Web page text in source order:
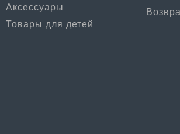
Аксессуары
Товары для детей